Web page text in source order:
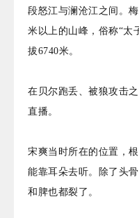
段怒江与澜沧江之间。
米以上的山峰，俗称“太
拔6740米。
在贝尔跑丢、被狼攻击
直播。
宋爽当时所在的位置，
能靠耳朵去听。除了头
和脾也都裂了。